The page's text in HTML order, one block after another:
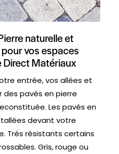
naturelle et
vos espaces
Direct Matériaux
entrée, vos allées et
pavés en pierre
Les pavés en
devant votre
Très résistants certains
Gris, rouge ou